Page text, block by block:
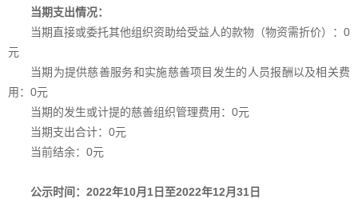
当期支出情况：
当期直接或委托其他组织资助给受益人的款物（物资需折价）： 0
元
当期为提供慈善服务和实施慈善项目 发生的人员报酬以及相关费
用：0元
当期的发生或计提的慈善组织管理费用：0元
当期支出合计： 0元
当前结余： 0元
公示时间：2022年10月1日至2022年12月31日